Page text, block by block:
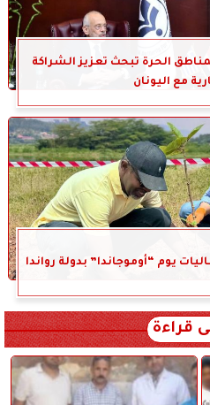
الحرة تبحث تعزيز الشراكة
مع اليونان
يوم “أوموجاندا” بدولة رواندا
قراءة